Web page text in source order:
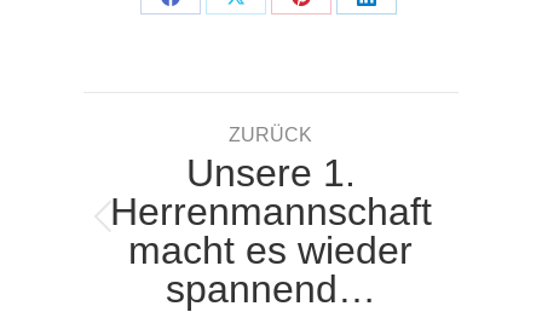
Share
Share
Share
Share
ZURÜCK
Vorheriger
Beitrag:
Unsere 1.
Herrenmannschaft
macht es wieder
spannend…